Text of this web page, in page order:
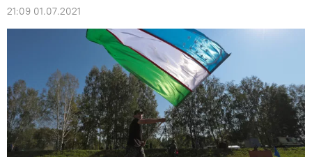
21:09 01.07.2021